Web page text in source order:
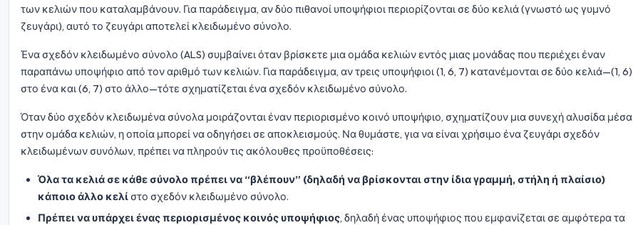
των κελιών που καταλαμβάνουν. Για παράδειγμα, αν δύο πιθανοί υποψήφιοι περιορίζονται σε δύο κελιά (γνωστό ως γυμνό
ζευγάρι), αυτό το ζευγάρι αποτελεί κλειδωμένο σύνολο.
Ένα σχεδόν κλειδωμένο σύνολο (ALS) συμβαίνει όταν βρίσκετε μια ομάδα κελιών εντός μιας μονάδας που περιέχει έναν
παραπάνω υποψήφιο από τον αριθμό των κελιών. Για παράδειγμα, αν τρεις υποψήφιοι (1, 6, 7) κατανέμονται σε δύο κελιά—(1, 6)
στο ένα και (6, 7) στο άλλο—τότε σχηματίζεται ένα σχεδόν κλειδωμένο σύνολο.
Όταν δύο σχεδόν κλειδωμένα σύνολα μοιράζονται έναν περιορισμένο κοινό υποψήφιο, σχηματίζουν μια συνεχή αλυσίδα μέσα
στην ομάδα κελιών, η οποία μπορεί να οδηγήσει σε αποκλεισμούς. Να θυμάστε, για να είναι χρήσιμο ένα ζευγάρι σχεδόν
κλειδωμένων συνόλων, πρέπει να πληρούν τις ακόλουθες προϋποθέσεις:
Όλα τα κελιά σε κάθε σύνολο πρέπει να “βλέπουν” (δηλαδή να βρίσκονται στην ίδια γραμμή, στήλη ή πλαίσιο)
κάποιο άλλο κελίστο σχεδόν κλειδωμένο σύνολο.
Πρέπει να υπάρχει ένας περιορισμένος κοινός υποψήφιος, δηλαδή ένας υποψήφιος που εμφανίζεται σε αμφότερα τα